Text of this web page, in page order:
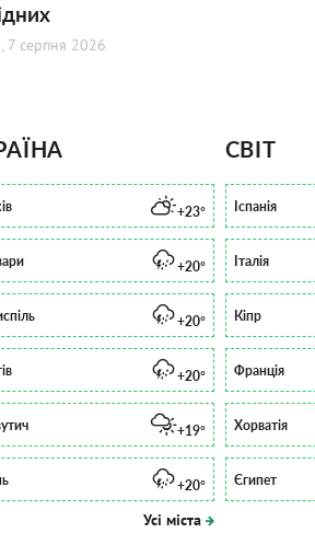
7 серпня 2026
+23°
+20°
+20°
+20°
+19°
+20°
Усі міста
СВІТ
Іспанія
Італія
Кіпр
Франція
Хорватія
Єгипет